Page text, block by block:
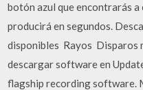
botón azul que encontrarás
producirá en segundos.
disponibles ️ Rayos
descargar software en
flagship recording software.